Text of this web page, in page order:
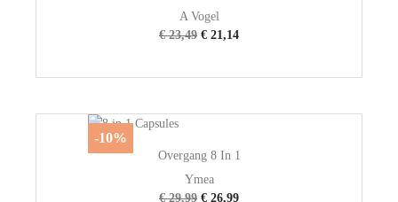
A Vogel
€ 23,49 € 21,14
Overgang 8 In 1
Ymea
€ 29,99 € 26,99
-10%